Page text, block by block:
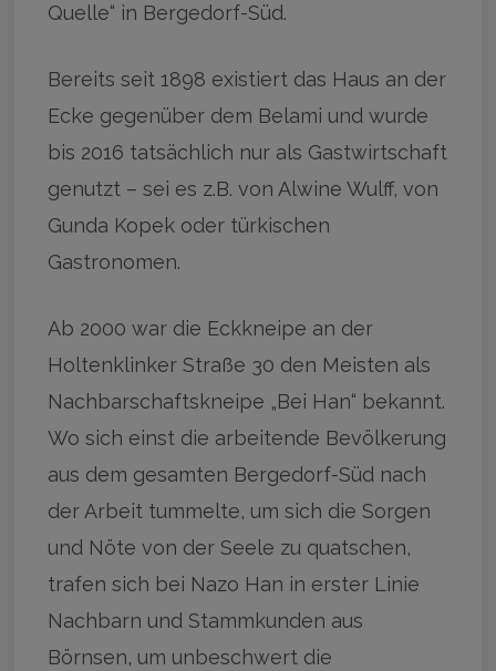
Quelle“ in Bergedorf-Süd.
Bereits seit 1898 existiert das Haus an der
Ecke gegenüber dem Belami und wurde
bis 2016 tatsächlich nur als Gastwirtschaft
genutzt – sei es z.B. von Alwine Wulff, von
Gunda Kopek oder türkischen
Gastronomen.
Ab 2000 war die Eckkneipe an der
Holtenklinker Straße 30 den Meisten als
Nachbarschaftskneipe „Bei Han“ bekannt.
Wo sich einst die arbeitende Bevölkerung
aus dem gesamten Bergedorf-Süd nach
der Arbeit tummelte, um sich die Sorgen
und Nöte von der Seele zu quatschen,
trafen sich bei Nazo Han in erster Linie
Nachbarn und Stammkunden aus
Börnsen, um unbeschwert die